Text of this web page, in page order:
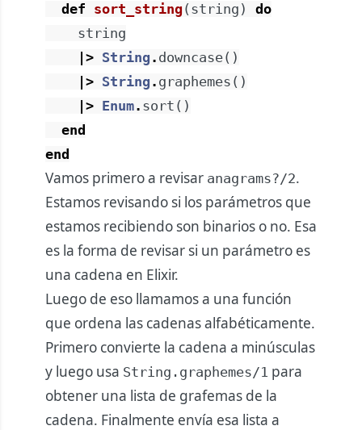
def sort_string( string )
do
string
|> String . downcase( )
|> String . graphemes ( )
|> Enum. sort ( )
end
end
Vamos primero a revisar anagrams?/2.
Estamos revisando si los parámetros que
estamos recibiendo son binarios o no. Esa
es la forma de revisar si un parámetro es
una cadena en Elixir.
Luego de eso llamamos a una función
que ordena las cadenas alfabéticamente.
Primero convierte la cadena a minúsculas
y luego usa String.graphemes/1 para
obtener una lista de grafemas de la
cadena. Finalmente envía esa lista a